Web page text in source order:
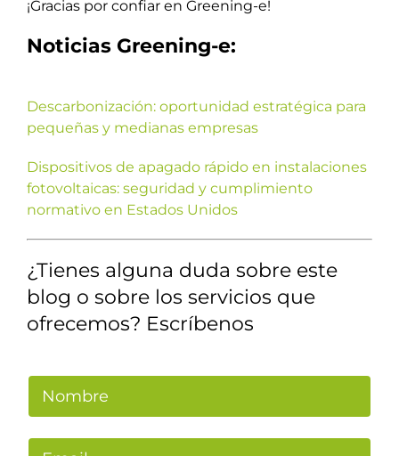
¡Gracias por confiar en Greening-e!
Noticias Greening-e:
Descarbonización: oportunidad estratégica para
pequeñas y medianas empresas
Dispositivos de apagado rápido en instalaciones
fotovoltaicas: seguridad y cumplimiento
normativo en Estados Unidos
¿Tienes alguna duda sobre este
blog o sobre los servicios que
ofrecemos? Escríbenos